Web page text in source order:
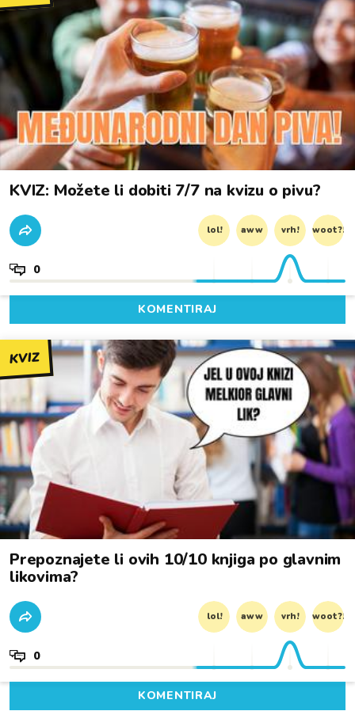
KVIZ: Možete li dobiti 7/7 na kvizu o pivu?
lol! aww vrh! woot?!
0
KOMENTIRAJ
KVIZ
Prepoznajete li ovih 10/10 knjiga po glavnim
likovima?
lol! aww vrh! woot?!
0
KOMENTIRAJ